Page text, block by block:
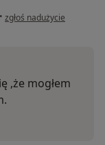
• w opinii użytkownika
zgłoś nadużycie
,że mogłem